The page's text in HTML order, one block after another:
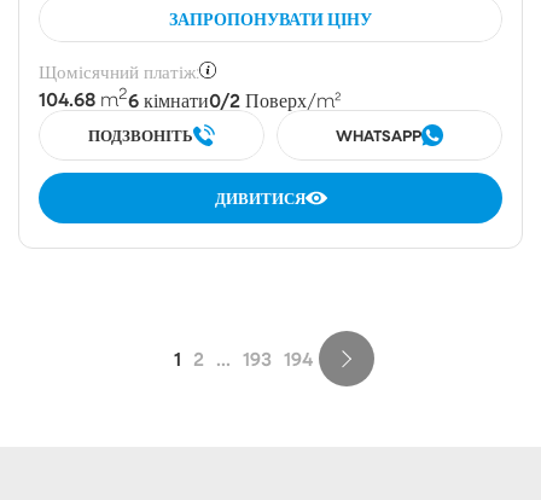
ЗАПРОПОНУВАТИ ЦІНУ
Щомісячний платіж:
104.68 m26 кімнати0/2 Поверх/m²
ПОДЗВОНІТЬ WHATSAPP
ДИВИТИСЯ
1 2 ... 193 194